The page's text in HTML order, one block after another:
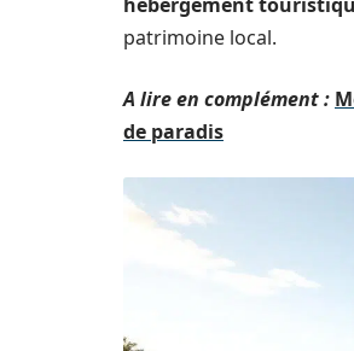
patrimoine local.
A lire en complément :
de paradis